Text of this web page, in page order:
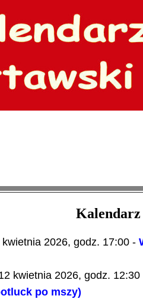
kwietnia 2026, godz. 17:00 -
kwietnia 2026, godz. 12:30
po mszy)